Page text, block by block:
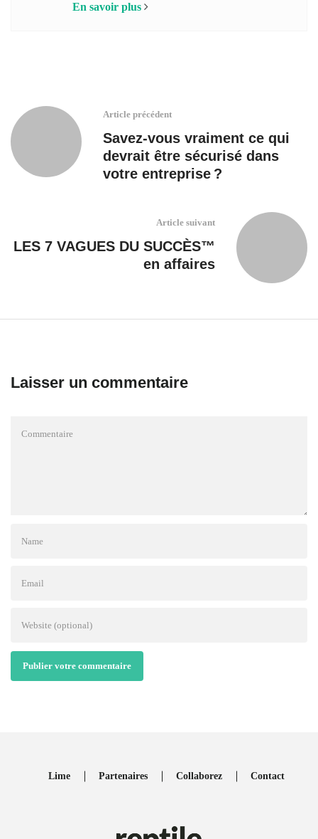
En savoir plus
Article précédent
Savez-vous vraiment ce qui
devrait être sécurisé dans
votre entreprise ?
Article suivant
LES 7 VAGUES DU SUCCÈS™
en affaires
Laisser un commentaire
Publier votre commentaire
Lime Partenaires Collaborez Contact